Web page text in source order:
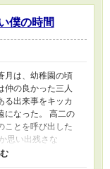
僕の時間
月は、幼稚園の頃
仲の良かった三人
る出来事をキッカ
になった。 高二の
ことを呼び出した
思い出残さな
記憶はいつか曖昧